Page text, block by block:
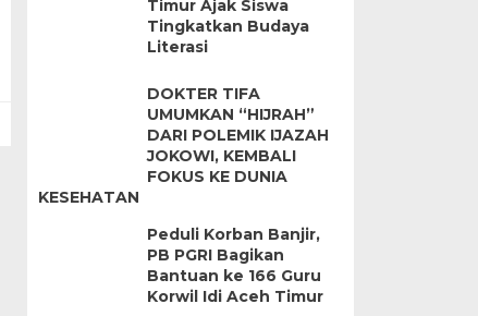
Timur Ajak Siswa
Tingkatkan Budaya
Literasi
DOKTER TIFA
UMUMKAN “HIJRAH”
DARI POLEMIK IJAZAH
JOKOWI, KEMBALI
FOKUS KE DUNIA
KESEHATAN
Peduli Korban Banjir,
PB PGRI Bagikan
Bantuan ke 166 Guru
Korwil Idi Aceh Timur